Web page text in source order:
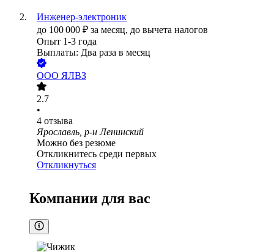
Инженер-электроник
до 100 000 ₽ за месяц, до вычета налогов
Опыт 1-3 года
Выплаты: Два раза в месяц
ООО ЯЛВЗ
2.7
•
4 отзыва
Ярославль, р-н Ленинский
Можно без резюме
Откликнитесь среди первых
Откликнуться
Компании для вас